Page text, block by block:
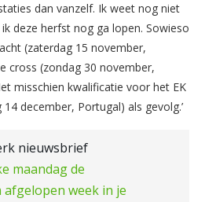
dan vanzelf. Ik weet nog niet
deze herfst nog ga lopen. Sowieso
(zaterdag 15 november,
cross (zondag 30 november,
misschien kwalificatie voor het EK
december, Portugal) als gevolg.’
nieuwsbrief
maandag de
week in je